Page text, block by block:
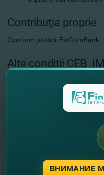
Contribuţia proprie
Conform politicii FinComBank.
Alte condiţii
retrofinanţarea
devreme de 01 ianuarie
metoda de procurări
preţ şi selectarea
corespunderea
Cât te costă?ВНИМАНИЕ